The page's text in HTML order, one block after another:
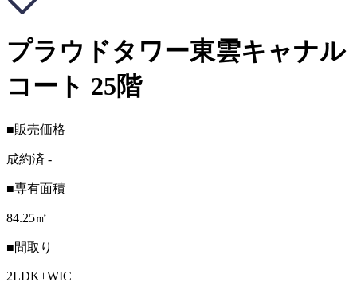
プラウドタワー東雲キャナル
コート 25階
■販売価格
成約済 -
■専有面積
84.25㎡
■間取り
2LDK+WIC